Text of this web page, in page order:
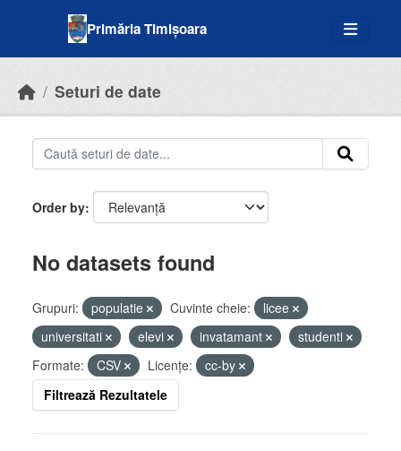
Primăria Timișoara
Seturi de date
Order by
No datasets found
Grupuri: populatie Cuvinte cheie:
licee
universitati
elevi invatamant
studenti
Formate:
CSV Licenţe:
cc-by
Filtrează Rezultatele